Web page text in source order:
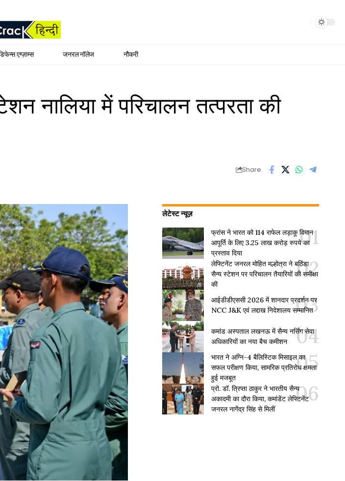
एग्ज़ाम्स जनरल नॉलेज नौकरी
नालिया में परिचालन तत्परता की
Share
लेटेस्ट न्यूज़
फ्रांस ने भारत को 114 राफेल लड़ाकू विमान
आपूर्ति के लिए 3.25 लाख करोड़ रुपये का
प्रस्ताव दिया
लेफ्टिनेंट जनरल मोहित मल्होत्रा ने बठिंडा
सैन्य स्टेशन पर परिचालन तैयारियों की समीक्षा
की
आईडीडीएससी 2026 में शानदार प्रदर्शन पर
NCC J&K एवं लद्दाख निदेशालय सम्मानित
कमांड अस्पताल लखनऊ में सैन्य नर्सिंग सेवा
अधिकारियों का नया बैच कमीशन
भारत ने अग्नि-4 बैलिस्टिक मिसाइल का
सफल परीक्षण किया, सामरिक प्रतिरोध क्षमता
हुई मजबूत
प्रो. डॉ. त्रिप्ता ठाकुर ने भारतीय सैन्य
अकादमी का दौरा किया, कमांडेंट लेफ्टिनेंट
जनरल नागेंद्र सिंह से मिलीं